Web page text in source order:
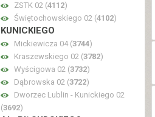
ZSTK 02 (4112)
Świętochowskiego 02 (4102)
KUNICKIEGO
Mickiewicza 04 (3744)
Kraszewskiego 02 (3782)
Wyścigowa 02 (3732)
Dąbrowska 02 (3722)
Dworzec Lublin - Kunickiego 02
(3692)